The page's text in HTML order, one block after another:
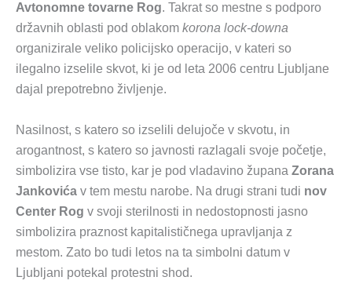
Avtonomne tovarne Rog. Takrat so mestne s podporo
državnih oblasti pod oblakom korona lock-downa
organizirale veliko policijsko operacijo, v kateri so
ilegalno izselile skvot, ki je od leta 2006 centru Ljubljane
dajal prepotrebno življenje.
Nasilnost, s katero so izselili delujoče v skvotu, in
arogantnost, s katero so javnosti razlagali svoje početje,
simbolizira vse tisto, kar je pod vladavino župana Zorana
Jankovića v tem mestu narobe. Na drugi strani tudi nov
Center Rog v svoji sterilnosti in nedostopnosti jasno
simbolizira praznost kapitalističnega upravljanja z
mestom. Zato bo tudi letos na ta simbolni datum v
Ljubljani potekal protestni shod.